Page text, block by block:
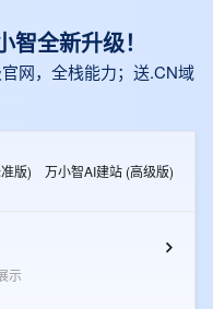
全新升级！
网，全栈能力；送.CN域
版) 万小智AI建站 (高级版)
示